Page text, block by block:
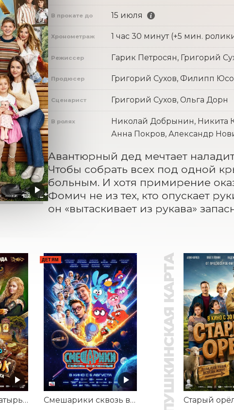
В прокате до 15 июля
Хронометраж 1 час 30 минут (+5 мин.
Режиссер Гарик Петросян, Григорий
Продюсер Григорий Сухов, Филипп
Сценарист Григорий Сухов, Ольга Дорн
В ролях
Николай Добрынин, Никита
Анна Покров, Александр
Авантюрный дед мечтает
Чтобы собрать всех под одной
больным. И хотя примирение
Фомич не из тех, кто опускает
он «вытаскивает из рукава»
Последний богатырь. Колобок
ДЕТЯМ
Смешарики сквозь вселенные ПУШКИНСКАЯ КАРТА Старый